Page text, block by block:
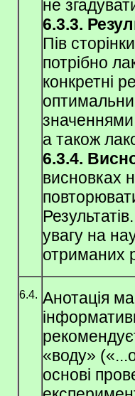
не
6.3.3.
Пів
потрібно
конкретні
а також
6.3.4.
висновках
увагу на
отриманих
6.4. Анотація
«воду»
основі